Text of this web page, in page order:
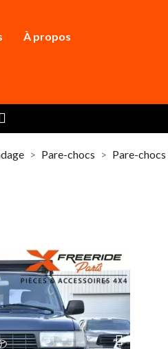
À propos
Pare-chocs Pare-